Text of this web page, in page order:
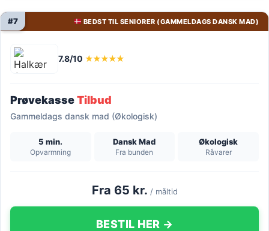
BEDST TIL SENIORER (GAMMELDAGS DANSK MAD)
#7
7.8/10 ★★★★★
PrøvekasseTilbud
Gammeldags dansk mad (Økologisk)
5 min.
Opvarmning
Dansk Mad
Fra bunden
Økologisk
Råvarer
Fra 65 kr. / måltid
BESTIL HER →